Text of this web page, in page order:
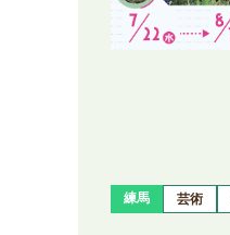
練馬 芸術